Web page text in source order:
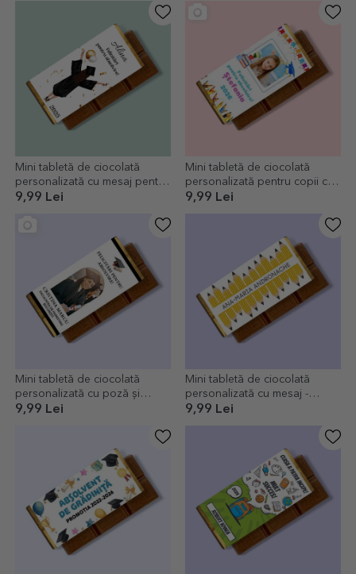
Mini tabletă de ciocolată
personalizată cu mesaj pentru
absolvenți
9,99 Lei
Mini tabletă de ciocolată
personalizată pentru copii cu
poză și mesaj - Absolvire
9,99 Lei
Mini tabletă de ciocolată
personalizată cu poză și
mesaj - Absolvire
9,99 Lei
Mini tabletă de ciocolată
personalizată cu mesaj -
Creioane
9,99 Lei